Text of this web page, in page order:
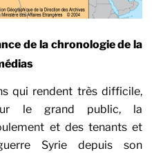
de la chronologie de la
qui rendent très difficile,
le grand public, la
et des tenants et
Syrie depuis son